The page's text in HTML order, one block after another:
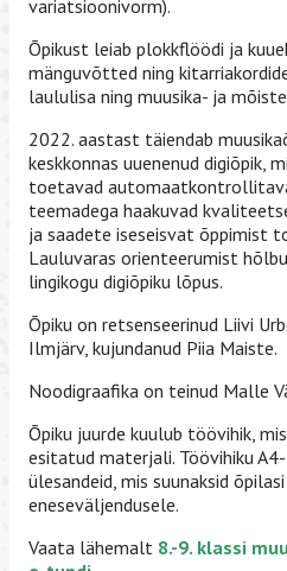
variatsioonivorm).
Õpikust leiab plokkflöödi ja
mänguvõtted ning
laululisa ning muusika- ja
2022. aastast täiendab
keskkonnas uuenenud digiõpik,
toetavad
teemadega haakuvad
ja saadete iseseisvat õppimist
Lauluvaras orienteerumist
lingikogu digiõpiku lõpus.
Õpiku on retsenseerinud Liivi
Ilmjärv, kujundanud Piia Maiste.
Noodigraafika on teinud Malle
Õpiku juurde kuulub töövihik,
esitatud materjali. Töövihiku
ülesandeid, mis suunaksid
eneseväljendusele.
Vaata lähemalt 8.-9. klassi